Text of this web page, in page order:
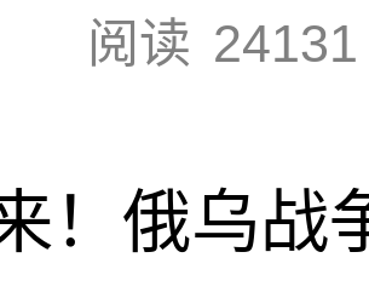
阅读 24131
！俄乌战